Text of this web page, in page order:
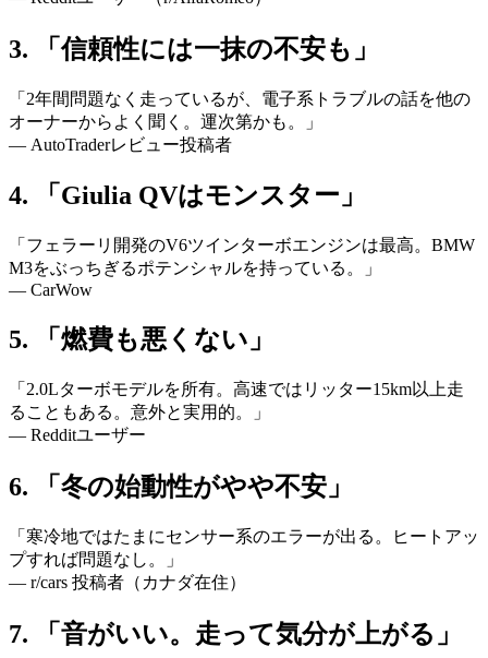
3. 「信頼性には一抹の不安も」
「2年間問題なく走っているが、電子系トラブルの話を他の
オーナーからよく聞く。運次第かも。」
— AutoTraderレビュー投稿者
4. 「Giulia QVはモンスター」
「フェラーリ開発のV6ツインターボエンジンは最高。BMW
M3をぶっちぎるポテンシャルを持っている。」
— CarWow
5. 「燃費も悪くない」
「2.0Lターボモデルを所有。高速ではリッター15km以上走
ることもある。意外と実用的。」
— Redditユーザー
6. 「冬の始動性がやや不安」
「寒冷地ではたまにセンサー系のエラーが出る。ヒートアッ
プすれば問題なし。」
— r/cars 投稿者（カナダ在住）
7. 「音がいい。走って気分が上がる」